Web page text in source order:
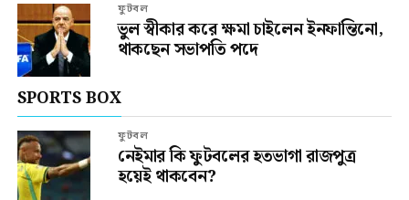
ফুটবল
ভুল স্বীকার করে ক্ষমা চাইলেন ইনফান্তিনো,
থাকছেন সভাপতি পদে
SPORTS BOX
ফুটবল
নেইমার কি ফুটবলের হতভাগা রাজপুত্র
হয়েই থাকবেন?